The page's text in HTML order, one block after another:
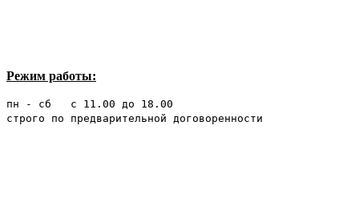
Режим работы:
пн - сб с 11.00 до 18.00
строго по предварительной договоренности